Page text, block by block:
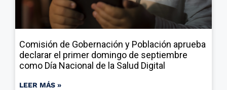
Comisión de Gobernación y Población aprueba
declarar el primer domingo de septiembre
como Día Nacional de la Salud Digital
LEER MÁS »